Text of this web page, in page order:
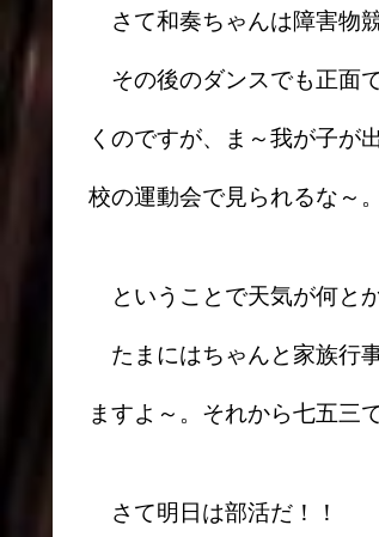
さて和奏ちゃんは障害物
その後のダンスでも正面
くのですが、ま～我が子が
校の運動会で見られるな～。
ということで天気が何と
たまにはちゃんと家族行
ますよ～。それから七五三
さて明日は部活だ！！